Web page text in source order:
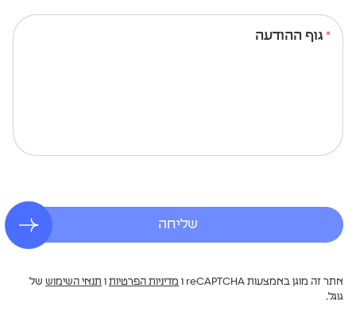
גוף ההודעה
שליחה
אתר זה מוגן באמצעות reCAPTCHA ו מדיניות הפרטיות ו תנאי השימוש של
גוגל.